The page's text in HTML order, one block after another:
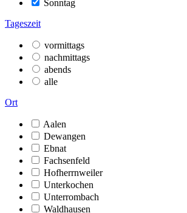
Sonntag
Tageszeit
vormittags
nachmittags
abends
alle
Ort
Aalen
Dewangen
Ebnat
Fachsenfeld
Hofherrnweiler
Unterkochen
Unterrombach
Waldhausen